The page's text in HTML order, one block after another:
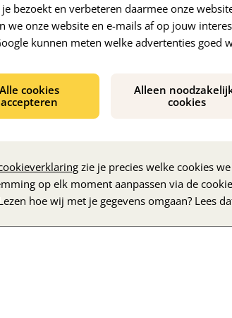
je bezoekt en verbeteren daarmee onze
we onze website en e-mails af op jouw
kunnen meten welke advertenties goed
Alle cookies
accepteren
Alleen
cookies
zie je precies welke cookies
op elk moment aanpassen via de
hoe wij met je gegevens omgaan? Lees